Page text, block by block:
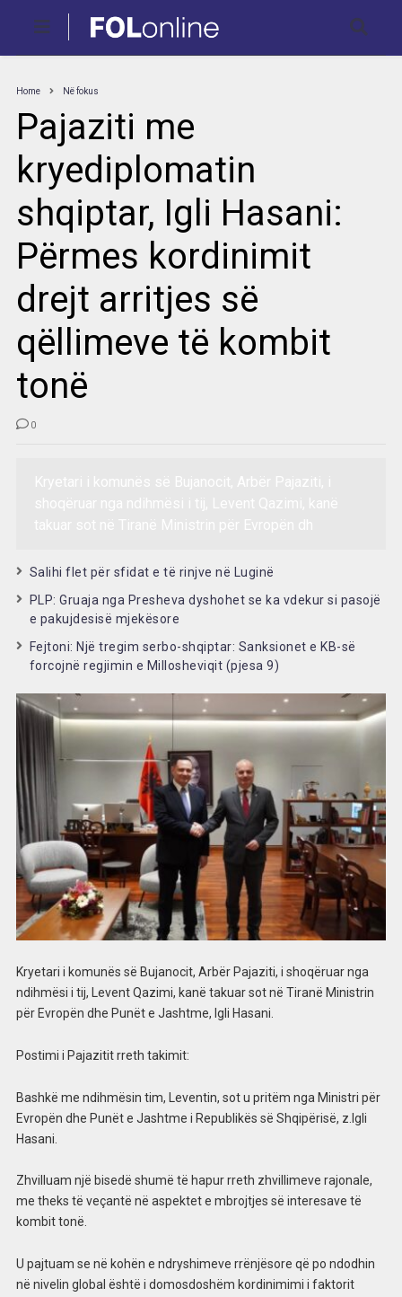
Home Në fokus
Pajaziti me
kryediplomatin
shqiptar, Igli Hasani:
Përmes kordinimit
drejt arritjes së
qëllimeve të kombit
tonë
0
Salihi flet për sfidat e të rinjve në Luginë
PLP: Gruaja nga Presheva dyshohet se ka vdekur si pasojë
e pakujdesisë mjekësore
Fejtoni: Një tregim serbo-shqiptar: Sanksionet e KB-së
forcojnë regjimin e Millosheviqit (pjesa 9)
Kryetari i komunës së Bujanocit, Arbër Pajaziti, i shoqëruar nga
ndihmësi i tij, Levent Qazimi, kanë takuar sot në Tiranë Ministrin
për Evropën dhe Punët e Jashtme, Igli Hasani.
Postimi i Pajazitit rreth takimit:
Bashkë me ndihmësin tim, Leventin, sot u pritëm nga Ministri për
Evropën dhe Punët e Jashtme i Republikës së Shqipërisë, z.Igli
Hasani.
Zhvilluam një bisedë shumë të hapur rreth zhvillimeve rajonale,
me theks të veçantë në aspektet e mbrojtjes së interesave të
kombit tonë.
U pajtuam se në kohën e ndryshimeve rrënjësore që po ndodhin
në nivelin global është i domosdoshëm kordinimimi i faktorit